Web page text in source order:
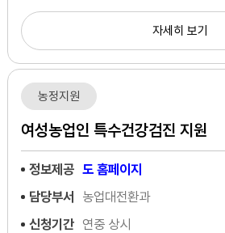
자세히 보기
농정지원
여성농업인 특수건강검진 지원
정보제공 도 홈페이지
담당부서
농업대전환과
신청기간 연중 상시